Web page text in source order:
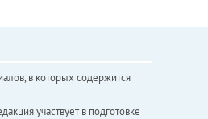
в которых содержится
участвует в подготовке